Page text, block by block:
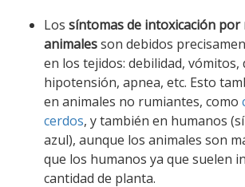
Los síntomas de intoxicación
animalesson debidos
en los tejidos: debilidad,
hipotensión, apnea, etc. Esto
en animales no rumiantes, como
cerdos, y también en humanos
azul), aunque los animales son
que los humanos ya que suelen
cantidad de planta.